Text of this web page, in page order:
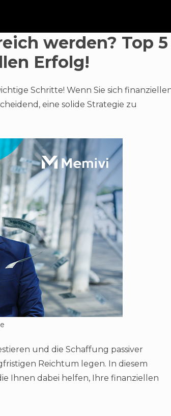
werden? Top 5
Erfolg!
Schritte! Wenn Sie sich
eine solide Strategie zu
und die Schaffung passiver
Reichtum legen. In diesem
Ihnen dabei helfen, Ihre finanziellen